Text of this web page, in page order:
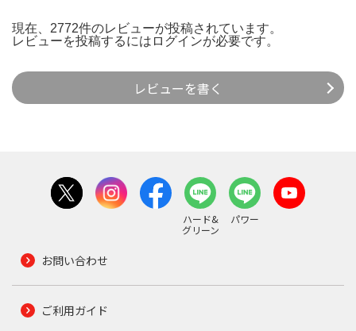
現在、2772件のレビューが投稿されています。
レビューを投稿するには ログインが必要です。
レビューを書く
ハード&
グリーン
パワー
お問い合わせ
ご利用ガイド